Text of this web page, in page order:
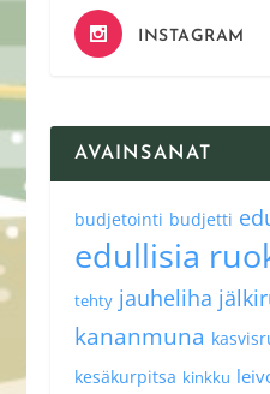
INSTAGRAM
AVAINSANAT
budjetointi budjetti
edullisia
tehty jauheliha
kananmuna
kesäkurpitsa kinkku